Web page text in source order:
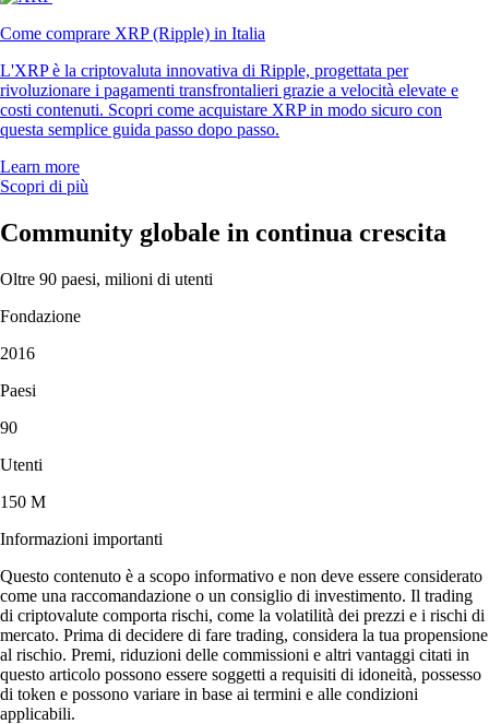
Come comprare XRP (Ripple) in Italia
L'XRP è la criptovaluta innovativa di Ripple, progettata per
rivoluzionare i pagamenti transfrontalieri grazie a velocità elevate e
costi contenuti. Scopri come acquistare XRP in modo sicuro con
questa semplice guida passo dopo passo.
Learn more
Scopri di più
Community globale in continua crescita
Oltre 90 paesi, milioni di utenti
Fondazione
2016
Paesi
90
Utenti
150 M
Informazioni importanti
Questo contenuto è a scopo informativo e non deve essere considerato
come una raccomandazione o un consiglio di investimento. Il trading
di criptovalute comporta rischi, come la volatilità dei prezzi e i rischi di
mercato. Prima di decidere di fare trading, considera la tua propensione
al rischio. Premi, riduzioni delle commissioni e altri vantaggi citati in
questo articolo possono essere soggetti a requisiti di idoneità, possesso
di token e possono variare in base ai termini e alle condizioni
applicabili.